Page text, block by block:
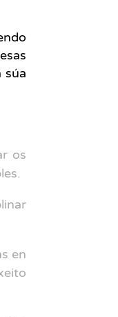
súa
os
en